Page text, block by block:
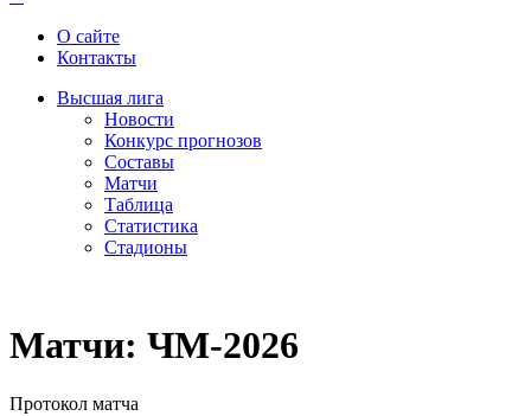
О сайте
Контакты
Высшая лига
Новости
Конкурс прогнозов
Составы
Матчи
Таблица
Статистика
Стадионы
Матчи: ЧМ-2026
Протокол матча